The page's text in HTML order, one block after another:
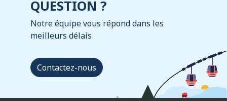
QUESTION ?
Notre équipe vous répond dans les
meilleurs délais
Contactez-nous